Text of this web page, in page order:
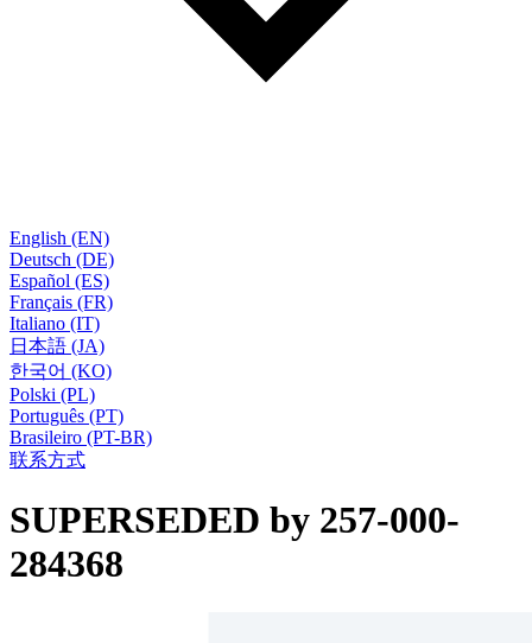
English (EN)
Deutsch (DE)
Español (ES)
Français (FR)
Italiano (IT)
日本語 (JA)
한국어 (KO)
Polski (PL)
Português (PT)
Brasileiro (PT-BR)
联系方式
SUPERSEDED by 257-000-
284368